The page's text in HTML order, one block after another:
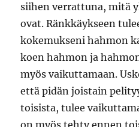
siihen verrattuna, mitä
ovat. Ränkkäykseen
kokemukseni hahmon
koen hahmon ja
myös vaikuttamaan.
että pidän joistain
toisista, tulee